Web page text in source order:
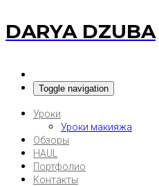
DARYA DZUBA
Toggle navigation
Уроки
Уроки макияжа
Обзоры
HAUL
Портфолио
Контакты